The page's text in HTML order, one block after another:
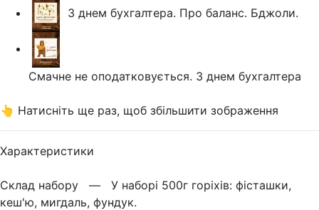
З днем бухгалтера. Про баланс. Бджоли.
Смачне не оподатковується. З днем бухгалтера
👆 Натисніть ще раз, щоб збільшити зображення
Характеристики
Склад набору — У наборі 500г горіхів: фісташки,
кеш'ю, мигдаль, фундук.